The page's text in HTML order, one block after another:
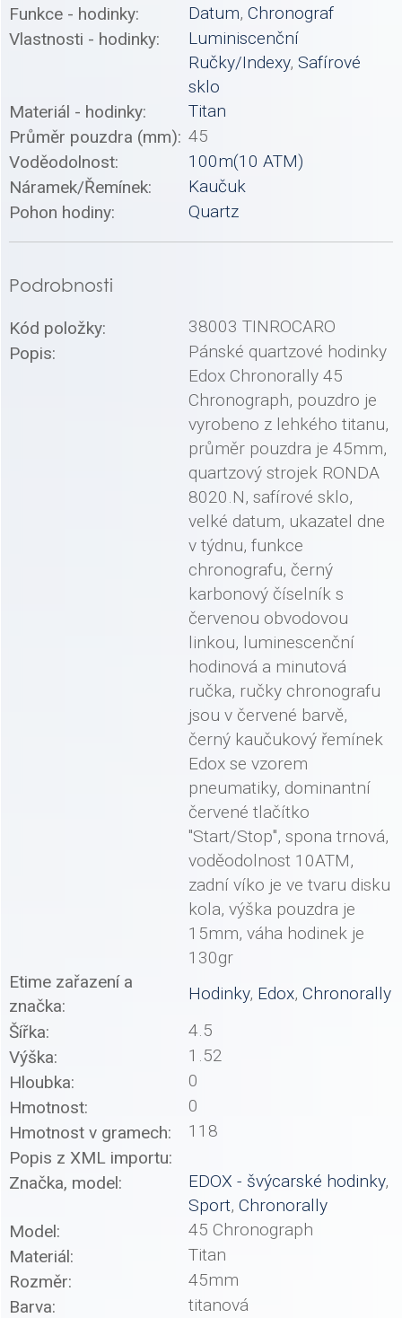
Funkce - hodinky: Datum, Chronograf
Vlastnosti - hodinky:
Luminiscenční
Ručky/Indexy, Safírové
sklo
Materiál - hodinky:
Titan
Průměr pouzdra (mm): 45
Voděodolnost:
100m(10 ATM)
Náramek/Řemínek:
Kaučuk
Pohon hodiny:
Quartz
Podrobnosti
Kód položky:
38003 TINROCARO
Popis:
Pánské quartzové hodinky
Edox Chronorally 45
Chronograph, pouzdro je
vyrobeno z lehkého titanu,
průměr pouzdra je 45mm,
quartzový strojek RONDA
8020.N, safírové sklo,
velké datum, ukazatel dne
v týdnu, funkce
chronografu, černý
karbonový číselník s
červenou obvodovou
linkou, luminescenční
hodinová a minutová
ručka, ručky chronografu
jsou v červené barvě,
černý kaučukový řemínek
Edox se vzorem
pneumatiky, dominantní
červené tlačítko
"Start/Stop", spona trnová,
voděodolnost 10ATM,
zadní víko je ve tvaru disku
kola, výška pouzdra je
15mm, váha hodinek je
130gr
Etime zařazení a
značka:
Hodinky, Edox, Chronorally
Šířka:
4.5
Výška:
1.52
Hloubka:
0
Hmotnost:
0
Hmotnost v gramech:
118
Popis z XML importu:
Značka, model:
EDOX - švýcarské hodinky,
Sport, Chronorally
Model:
45 Chronograph
Materiál:
Titan
Rozměr:
45mm
Barva:
titanová